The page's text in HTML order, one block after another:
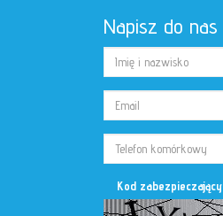
Napisz do nas
Kod zabezpieczający